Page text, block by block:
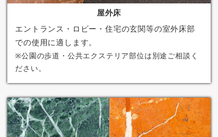
屋外床
エントランス・ロビー・住宅の玄関等の室外床部
での使用に適します。
※公園の歩道・公共エクステリア部位は別途ご相談く
ださい。